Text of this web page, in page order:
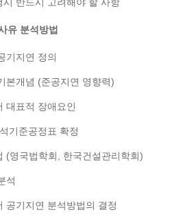
유 분석방법
기지연 정의
본개념 (준공지연 영향력)
대표적 장애요인
기준공정표 확정
(영국법학회, 한국건설관리학회)
석
공기지연 분석방법의 결정